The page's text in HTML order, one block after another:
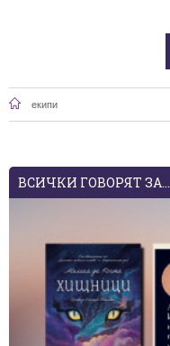
екипи
ВСИЧКИ ГОВОРЯТ ЗА...